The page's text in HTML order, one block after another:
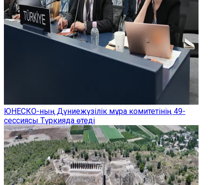
ЮНЕСКО-ның Дүниежүзілік мұра комитетінің 49-
сессиясы Түркияда өтеді